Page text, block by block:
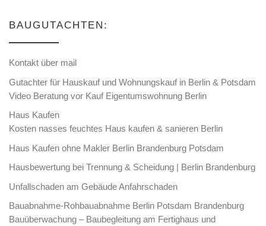
BAUGUTACHTEN:
Kontakt über mail
Gutachter für Hauskauf und Wohnungskauf in Berlin & Potsdam
Video Beratung vor Kauf Eigentumswohnung Berlin
Haus Kaufen
Kosten nasses feuchtes Haus kaufen & sanieren Berlin
Haus Kaufen ohne Makler Berlin Brandenburg Potsdam
Hausbewertung bei Trennung & Scheidung | Berlin Brandenburg
Unfallschaden am Gebäude Anfahrschaden
Bauabnahme-Rohbauabnahme Berlin Potsdam Brandenburg
Bauüberwachung – Baubegleitung am Fertighaus und